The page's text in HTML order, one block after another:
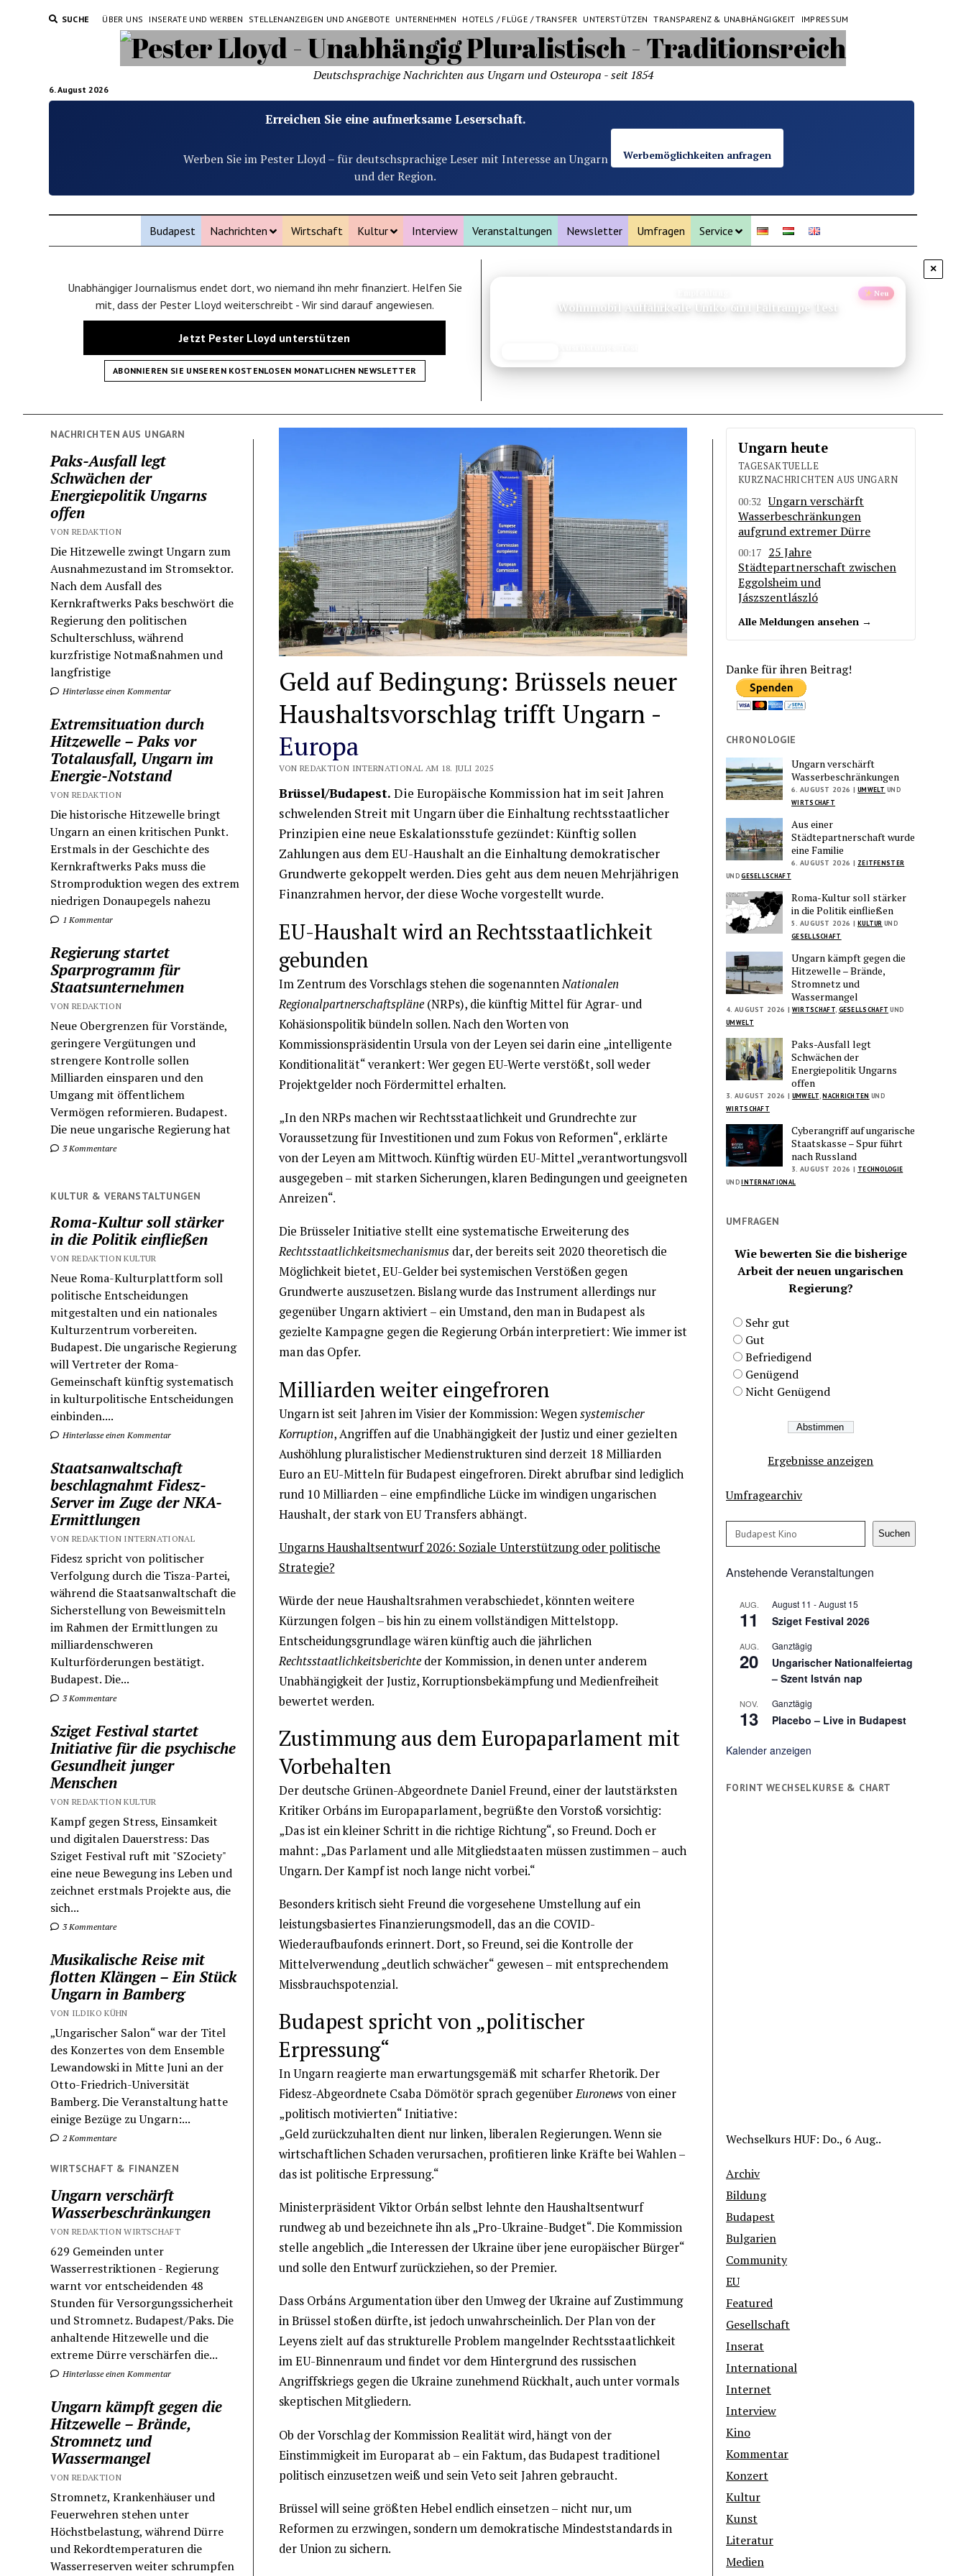
SUCHE ÜBER UNS INSERATE UND WERBEN STELLENANZEIGEN UND ANGEBOTE UNTERNEHMEN HOTELS / FLÜGE / TRANSFER UNTERSTÜTZEN TRANSPARENZ & UNABHÄNGIGKEIT IMPRESSUM
6. August 2026
Deutschsprachige Nachrichten aus Ungarn und Osteuropa - seit 1854
Erreichen Sie eine aufmerksame Leserschaft.
Werben Sie im Pester Lloyd – für deutschsprachige Leser mit Interesse an Ungarn
und der Region.
Werbemöglichkeiten anfragen
Budapest Nachrichten Wirtschaft Kultur Interview Veranstaltungen Newsletter Umfragen Service
×
Unabhängiger Journalismus endet dort, wo niemand ihn mehr finanziert. Helfen Sie
mit, dass der Pester Lloyd weiterschreibt - Wir sind darauf angewiesen.
Jetzt Pester Lloyd unterstützen
ABONNIEREN SIE UNSEREN KOSTENLOSEN MONATLICHEN NEWSLETTER
Neu
Wohnmobil Auffahrkeile Uniko 6in1 Faltrampe Test
NACHRICHTEN AUS UNGARN
Paks-Ausfall legt
Schwächen der
Energiepolitik Ungarns
offen
VON REDAKTION
Die Hitzewelle zwingt Ungarn zum
Ausnahmezustand im Stromsektor.
Nach dem Ausfall des
Kernkraftwerks Paks beschwört die
Regierung den politischen
Schulterschluss, während
kurzfristige Notmaßnahmen und
langfristige
Hinterlasse einen Kommentar
Extremsituation durch
Hitzewelle – Paks vor
Totalausfall, Ungarn im
Energie-Notstand
VON REDAKTION
Die historische Hitzewelle bringt
Ungarn an einen kritischen Punkt.
Erstmals in der Geschichte des
Kernkraftwerks Paks muss die
Stromproduktion wegen des extrem
niedrigen Donaupegels nahezu
1 Kommentar
Regierung startet
Sparprogramm für
Staatsunternehmen
VON REDAKTION
Neue Obergrenzen für Vorstände,
geringere Vergütungen und
strengere Kontrolle sollen
Milliarden einsparen und den
Umgang mit öffentlichem
Vermögen reformieren. Budapest.
Die neue ungarische Regierung hat
3 Kommentare
KULTUR & VERANSTALTUNGEN
Roma-Kultur soll stärker
in die Politik einfließen
VON REDAKTION KULTUR
Neue Roma-Kulturplattform soll
politische Entscheidungen
mitgestalten und ein nationales
Kulturzentrum vorbereiten.
Budapest. Die ungarische Regierung
will Vertreter der Roma-
Gemeinschaft künftig systematisch
in kulturpolitische Entscheidungen
einbinden....
Hinterlasse einen Kommentar
Staatsanwaltschaft
beschlagnahmt Fidesz-
Server im Zuge der NKA-
Ermittlungen
VON REDAKTION INTERNATIONAL
Fidesz spricht von politischer
Verfolgung durch die Tisza-Partei,
während die Staatsanwaltschaft die
Sicherstellung von Beweismitteln
im Rahmen der Ermittlungen zu
milliardenschweren
Kulturförderungen bestätigt.
Budapest. Die...
3 Kommentare
Sziget Festival startet
Initiative für die psychische
Gesundheit junger
Menschen
VON REDAKTION KULTUR
Kampf gegen Stress, Einsamkeit
und digitalen Dauerstress: Das
Sziget Festival ruft mit "SZociety"
eine neue Bewegung ins Leben und
zeichnet erstmals Projekte aus, die
sich...
3 Kommentare
Musikalische Reise mit
flotten Klängen – Ein Stück
Ungarn in Bamberg
VON ILDIKO KÜHN
„Ungarischer Salon“ war der Titel
des Konzertes von dem Ensemble
Lewandowski in Mitte Juni an der
Otto-Friedrich-Universität
Bamberg. Die Veranstaltung hatte
einige Bezüge zu Ungarn:...
2 Kommentare
WIRTSCHAFT & FINANZEN
Ungarn verschärft
Wasserbeschränkungen
VON REDAKTION WIRTSCHAFT
629 Gemeinden unter
Wasserrestriktionen - Regierung
warnt vor entscheidenden 48
Stunden für Versorgungssicherheit
und Stromnetz. Budapest/Paks. Die
anhaltende Hitzewelle und die
extreme Dürre verschärfen die...
Hinterlasse einen Kommentar
Ungarn kämpft gegen die
Hitzewelle – Brände,
Stromnetz und
Wassermangel
VON REDAKTION
Stromnetz, Krankenhäuser und
Feuerwehren stehen unter
Höchstbelastung, während Dürre
und Rekordtemperaturen die
Wasserreserven weiter schrumpfen
Geld auf Bedingung: Brüssels neuer
Haushaltsvorschlag trifft Ungarn -
Europa
VON REDAKTION INTERNATIONAL AM 18. JULI 2025
Brüssel/Budapest. Die Europäische Kommission hat im seit Jahren
schwelenden Streit mit Ungarn über die Einhaltung rechtsstaatlicher
Prinzipien eine neue Eskalationsstufe gezündet: Künftig sollen
Zahlungen aus dem EU-Haushalt an die Einhaltung demokratischer
Grundwerte gekoppelt werden. Dies geht aus dem neuen Mehrjährigen
Finanzrahmen hervor, der diese Woche vorgestellt wurde.
EU-Haushalt wird an Rechtsstaatlichkeit
gebunden
Im Zentrum des Vorschlags stehen die sogenanntenNationalen
Regionalpartnerschaftspläne(NRPs), die künftig Mittel für Agrar- und
Kohäsionspolitik bündeln sollen. Nach den Worten von
Kommissionspräsidentin Ursula von der Leyen sei darin eine „intelligente
Konditionalität“ verankert: Wer gegen EU-Werte verstößt, soll weder
Projektgelder noch Fördermittel erhalten.
„In den NRPs machen wir Rechtsstaatlichkeit und Grundrechte zur
Voraussetzung für Investitionen und zum Fokus von Reformen“, erklärte
von der Leyen am Mittwoch. Künftig würden EU-Mittel „verantwortungsvoll
ausgegeben – mit starken Sicherungen, klaren Bedingungen und geeigneten
Anreizen“.
Die Brüsseler Initiative stellt eine systematische Erweiterung des
Rechtsstaatlichkeitsmechanismusdar, der bereits seit 2020 theoretisch die
Möglichkeit bietet, EU-Gelder bei systemischen Verstößen gegen
Grundwerte auszusetzen. Bislang wurde das Instrument allerdings nur
gegenüber Ungarn aktiviert – ein Umstand, den man in Budapest als
gezielte Kampagne gegen die Regierung Orbán interpretiert: Wie immer ist
man das Opfer.
Milliarden weiter eingefroren
Ungarn ist seit Jahren im Visier der Kommission: Wegensystemischer
Korruption, Angriffen auf die Unabhängigkeit der Justiz und einer gezielten
Aushöhlung pluralistischer Medienstrukturen sind derzeit 18 Milliarden
Euro an EU-Mitteln für Budapest eingefroren. Direkt abrufbar sind lediglich
rund 10 Milliarden – eine empfindliche Lücke im windigen ungarischen
Haushalt, der stark von EU Transfers abhängt.
Ungarns Haushaltsentwurf 2026: Soziale Unterstützung oder politische
Strategie?
Würde der neue Haushaltsrahmen verabschiedet, könnten weitere
Kürzungen folgen – bis hin zu einem vollständigen Mittelstopp.
Entscheidungsgrundlage wären künftig auch die jährlichen
Rechtsstaatlichkeitsberichteder Kommission, in denen unter anderem
Unabhängigkeit der Justiz, Korruptionsbekämpfung und Medienfreiheit
bewertet werden.
Zustimmung aus dem Europaparlament mit
Vorbehalten
Der deutsche Grünen-Abgeordnete Daniel Freund, einer der lautstärksten
Kritiker Orbáns im Europaparlament, begrüßte den Vorstoß vorsichtig:
„Das ist ein kleiner Schritt in die richtige Richtung“, so Freund. Doch er
mahnt: „Das Parlament und alle Mitgliedstaaten müssen zustimmen – auch
Ungarn. Der Kampf ist noch lange nicht vorbei.“
Besonders kritisch sieht Freund die vorgesehene Umstellung auf ein
leistungsbasiertes Finanzierungsmodell, das an die COVID-
Wiederaufbaufonds erinnert. Dort, so Freund, sei die Kontrolle der
Mittelverwendung „deutlich schwächer“ gewesen – mit entsprechendem
Missbrauchspotenzial.
Budapest spricht von „politischer
Erpressung“
In Ungarn reagierte man erwartungsgemäß mit scharfer Rhetorik. Der
Fidesz-Abgeordnete Csaba Dömötör sprach gegenüberEuronewsvon einer
„politisch motivierten“ Initiative:
„Geld zurückzuhalten dient nur linken, liberalen Regierungen. Wenn sie
wirtschaftlichen Schaden verursachen, profitieren linke Kräfte bei Wahlen –
das ist politische Erpressung.“
Ministerpräsident Viktor Orbán selbst lehnte den Haushaltsentwurf
rundweg ab und bezeichnete ihn als „Pro-Ukraine-Budget“. Die Kommission
stelle angeblich „die Interessen der Ukraine über jene europäischer Bürger“
und solle den Entwurf zurückziehen, so der Premier.
Dass Orbáns Argumentation über den Umweg der Ukraine auf Zustimmung
in Brüssel stoßen dürfte, ist jedoch unwahrscheinlich. Der Plan von der
Leyens zielt auf das strukturelle Problem mangelnder Rechtsstaatlichkeit
im EU-Binnenraum und findet vor dem Hintergrund des russischen
Angriffskriegs gegen die Ukraine zunehmend Rückhalt, auch unter vormals
skeptischen Mitgliedern.
Ob der Vorschlag der Kommission Realität wird, hängt von der
Einstimmigkeit im Europarat ab – ein Faktum, das Budapest traditionel
politisch einzusetzen weiß und sein Veto seit Jahren gebraucht.
Brüssel will seine größten Hebel endlich einsetzen – nicht nur, um
Reformen zu erzwingen, sondern um demokratische Mindeststandards in
der Union zu sichern.
Ungarn heute
TAGESAKTUELLE
KURZNACHRICHTEN AUS UNGARN
00:32
Ungarn verschärft
Wasserbeschränkungen
aufgrund extremer Dürre
00:17
25 Jahre
Städtepartnerschaft zwischen
Eggolsheim und
Jászszentlászló
Alle Meldungen ansehen →
Danke für ihren Beitrag!
CHRONOLOGIE
Ungarn verschärft
Wasserbeschränkungen
6. AUGUST 2026 | UMWELT UND
WIRTSCHAFT
Aus einer
Städtepartnerschaft wurde
eine Familie
6. AUGUST 2026 | ZEITFENSTER
UNDGESELLSCHAFT
Roma-Kultur soll stärker
in die Politik einfließen
5. AUGUST 2026 | KULTUR UND
GESELLSCHAFT
Ungarn kämpft gegen die
Hitzewelle – Brände,
Stromnetz und
Wassermangel
4. AUGUST 2026 | WIRTSCHAFT, GESELLSCHAFT UND
UMWELT
Paks-Ausfall legt
Schwächen der
Energiepolitik Ungarns
offen
3. AUGUST 2026 | UMWELT ,NACHRICHTEN UND
WIRTSCHAFT
Cyberangriff auf ungarische
Staatskasse – Spur führt
nach Russland
3. AUGUST 2026 | TECHNOLOGIE
UNDINTERNATIONAL
UMFRAGEN
Wie bewerten Sie die bisherige
Arbeit der neuen ungarischen
Regierung?
Sehr gut
Gut
Befriedigend
Genügend
Nicht Genügend
Ergebnisse anzeigen
Umfragearchiv
Suchen Suchen
Anstehende Veranstaltungen
AUG.
11
August 11 -August 15
Sziget Festival 2026
AUG.
20
Ganztägig
Ungarischer Nationalfeiertag
– Szent István nap
NOV.
13
Ganztägig
Placebo – Live in Budapest
Kalender anzeigen
FORINT WECHSELKURSE & CHART
WechselkursHUF: Do., 6 Aug..
Archiv
Bildung
Budapest
Bulgarien
Community
EU
Featured
Gesellschaft
Inserat
International
Internet
Interview
Kino
Kommentar
Konzert
Kultur
Kunst
Literatur
Medien